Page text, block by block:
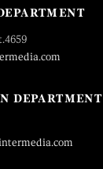
DEPARTMENT